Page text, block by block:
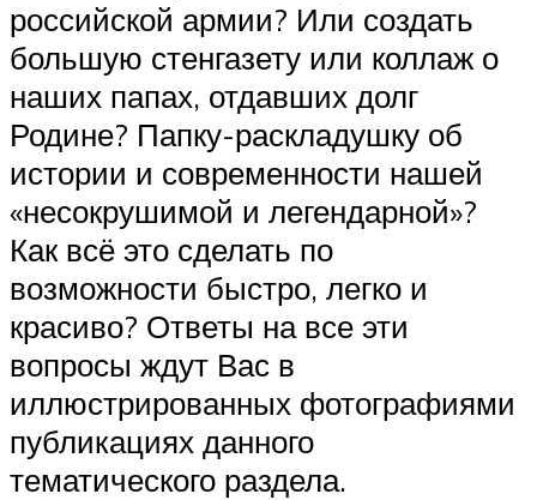
российской армии? Или создать
большую стенгазету или коллаж о
наших папах, отдавших долг
Родине? Папку-раскладушку об
истории и современности нашей
«несокрушимой и легендарной»?
Как всё это сделать по
возможности быстро, легко и
красиво? Ответы на все эти
вопросы ждут Вас в
иллюстрированных фотографиями
публикациях данного
тематического раздела.